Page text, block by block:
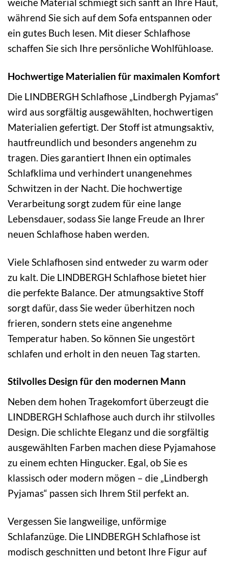
während Sie sich auf dem Sofa entspannen oder
ein gutes Buch lesen. Mit dieser Schlafhose
schaffen Sie sich Ihre persönliche Wohlfühloase.
Hochwertige Materialien für maximalen Komfort
Die LINDBERGH Schlafhose „Lindbergh Pyjamas“
wird aus sorgfältig ausgewählten, hochwertigen
Materialien gefertigt. Der Stoff ist atmungsaktiv,
hautfreundlich und besonders angenehm zu
tragen. Dies garantiert Ihnen ein optimales
Schlafklima und verhindert unangenehmes
Schwitzen in der Nacht. Die hochwertige
Verarbeitung sorgt zudem für eine lange
Lebensdauer, sodass Sie lange Freude an Ihrer
neuen Schlafhose haben werden.
Viele Schlafhosen sind entweder zu warm oder
zu kalt. Die LINDBERGH Schlafhose bietet hier
die perfekte Balance. Der atmungsaktive Stoff
sorgt dafür, dass Sie weder überhitzen noch
frieren, sondern stets eine angenehme
Temperatur haben. So können Sie ungestört
schlafen und erholt in den neuen Tag starten.
Stilvolles Design für den modernen Mann
Neben dem hohen Tragekomfort überzeugt die
LINDBERGH Schlafhose auch durch ihr stilvolles
Design. Die schlichte Eleganz und die sorgfältig
ausgewählten Farben machen diese Pyjamahose
zu einem echten Hingucker. Egal, ob Sie es
klassisch oder modern mögen – die „Lindbergh
Pyjamas“ passen sich Ihrem Stil perfekt an.
Vergessen Sie langweilige, unförmige
Schlafanzüge. Die LINDBERGH Schlafhose ist
modisch geschnitten und betont Ihre Figur auf